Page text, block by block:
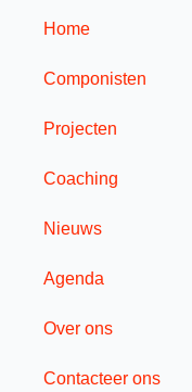
Home
Componisten
Projecten
Coaching
Nieuws
Agenda
Over ons
Contacteer ons